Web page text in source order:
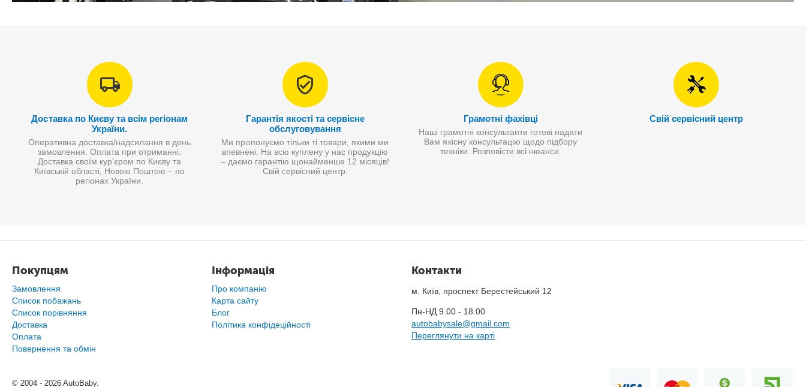
Доставка по Києву та всім регіонам
України.
Оперативна доставка/надсилання в день
замовлення. Оплата при отриманні.
Доставка своїм кур'єром по Києву та
Київській області, Новою Поштою – по
регіонах України.
Гарантія якості та сервісне
обслуговування
Ми пропонуємо тільки ті товари, якими ми
впевнені. На всю куплену у нас продукцію
– даємо гарантію щонайменше 12 місяців!
Свій сервісний центр.
Грамотні фахівці
Наші грамотні консультанти готові надати
Вам якісну консультацію щодо підбору
техніки. Розповісти всі нюанси.
Свій сервісний центр
Покупцям
Замовлення
Список побажань
Cписок порівняння
Доставка
Оплата
Повернення та обмін
Інформація
Про компанію
Карта сайту
Блог
Політика конфідеційності
Контакти
м. Київ, проспект Берестейський 12
Пн-НД 9.00 - 18.00
autobabysale@gmail.com
Переглянути на карті
© 2004 - 2026 AutoBaby.